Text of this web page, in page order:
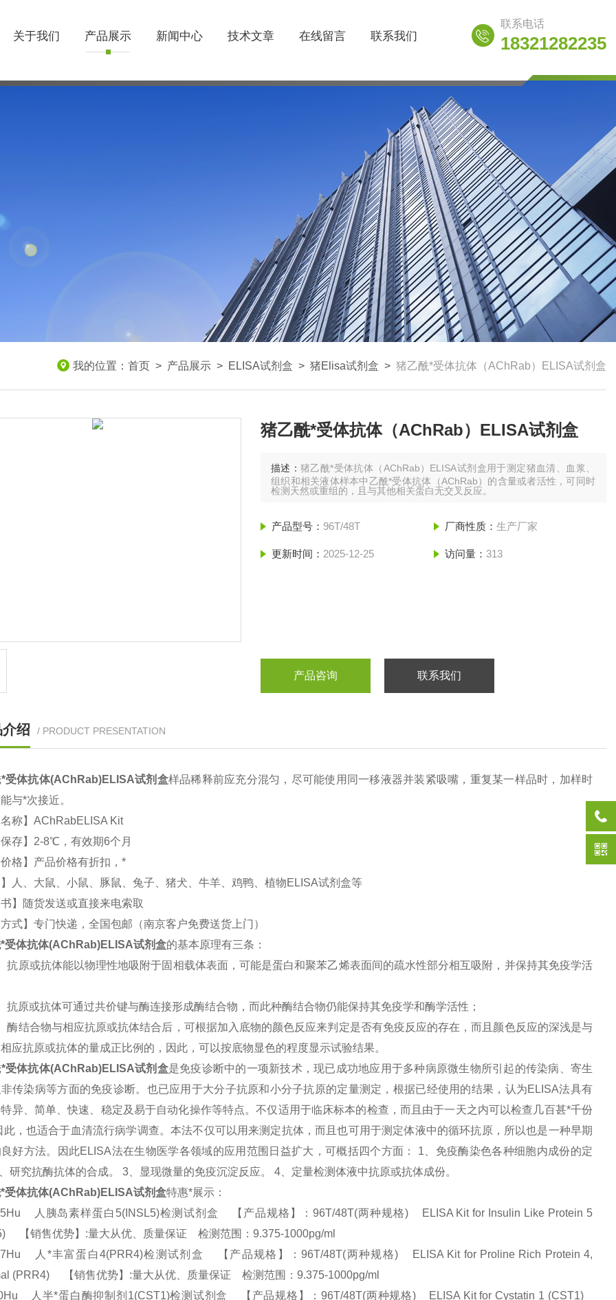
关于我们 产品展示 新闻中心 技术文章 在线留言 联系我们
联系电话
18321282235
我的位置： 首页 > 产品展示 > ELISA试剂盒 > 猪Elisa试剂盒 > 猪乙酰*受体抗体（AChRab）ELISA试剂盒
猪乙酰*受体抗体（AChRab）ELISA试剂盒
描述：猪乙酰*受体抗体（AChRab）ELISA试剂盒用于测定猪血清、血浆、
组织和相关液体样本中乙酰*受体抗体（AChRab）的含量或者活性，可同时
检测天然或重组的，且与其他相关蛋白无交叉反应。
产品型号： 96T/48T 厂商性质： 生产厂家
更新时间： 2025-12-25 访问量： 313
产品咨询 联系我们
绍 / PRODUCT PRESENTATION
受体抗体(AChRab)ELISA试剂盒样品稀释前应充分混匀，尽可能使用同一移液器并装紧吸嘴，重复某一样品时，加样时
与*次接近。
称】 AChRabELISA Kit
存】2-8℃，有效期6个月
格】产品价格有折扣，*
人、大鼠、小鼠、豚鼠、兔子、猪犬、牛羊、鸡鸭、植物ELISA试剂盒等
】随货发送或直接来电索取
式】专门快递，全国包邮（南京客户免费送货上门）
受体抗体(AChRab)ELISA试剂盒的基本原理有三条：
抗原或抗体能以物理性地吸附于固相载体表面，可能是蛋白和聚苯乙烯表面间的疏水性部分相互吸附，并保持其免疫学活
抗原或抗体可通过共价键与酶连接形成酶结合物，而此种酶结合物仍能保持其免疫学和酶学活性；
酶结合物与相应抗原或抗体结合后，可根据加入底物的颜色反应来判定是否有免疫反应的存在，而且颜色反应的深浅是与
应抗原或抗体的量成正比例的，因此，可以按底物显色的程度显示试验结果。
受体抗体(AChRab)ELISA试剂盒是免疫诊断中的一项新技术，现已成功地应用于多种病原微生物所引起的传染病、寄生
传染病等方面的免疫诊断。也已应用于大分子抗原和小分子抗原的定量测定，根据已经使用的结果，认为ELISA法具有
异、简单、快速、稳定及易于自动化操作等特点。不仅适用于临床标本的检查，而且由于一天之内可以检查几百甚*千份
此，也适合于血清流行病学调查。本法不仅可以用来测定抗体，而且也可用于测定体液中的循环抗原，所以也是一种早期
好方法。因此ELISA法在生物医学各领域的应用范围日益扩大，可概括四个方面： 1、免疫酶染色各种细胞内成份的定
研究抗酶抗体的合成。 3、显现微量的免疫沉淀反应。 4、定量检测体液中抗原或抗体成份。
受体抗体(AChRab)ELISA试剂盒特惠*展示：
人胰岛素样蛋白5(INSL5)检测试剂盒 【产品规格】：96T/48T(两种规格) ELISA Kit for Insulin Like Protein 5
【销售优势】:量大从优、质量保证 检测范围：9.375-1000pg/ml
人*丰富蛋白4(PRR4)检测试剂盒 【产品规格】：96T/48T(两种规格) ELISA Kit for Proline Rich Protein 4,
(PRR4) 【销售优势】:量大从优、质量保证 检测范围：9.375-1000pg/ml
人半*蛋白酶抑制剂1(CST1)检测试剂盒 【产品规格】：96T/48T(两种规格) ELISA Kit for Cystatin 1 (CST1)